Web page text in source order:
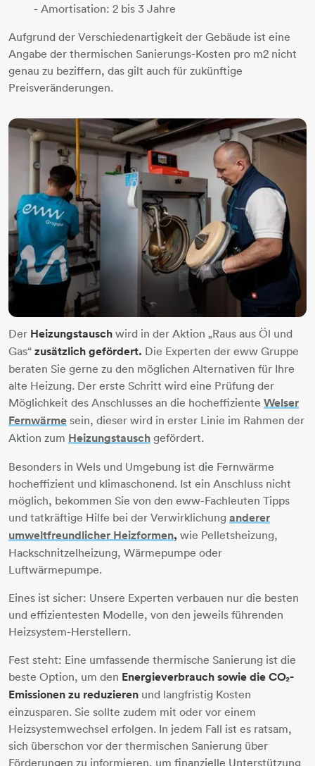
​​​​​​​- Amortisation: 2 bis 3 Jahre
​​​​​Aufgrund der Verschiedenartigkeit der Gebäude ist eine
Angabe der thermischen Sanierungs-Kosten pro m2 nicht
genau zu beziffern, das gilt auch für zukünftige
Preisveränderungen.
Der Heizungstausch wird in der Aktion „Raus aus Öl und
Gas“ zusätzlich gefördert. Die Experten der eww Gruppe
beraten Sie gerne zu den möglichen Alternativen für Ihre
alte Heizung. Der erste Schritt wird eine Prüfung der
Möglichkeit des Anschlusses an die hocheffiziente Welser
Fernwärme sein, dieser wird in erster Linie im Rahmen der
Aktion zum Heizungstausch ​​​​​​​ gefördert.
Besonders in Wels und Umgebung ist die Fernwärme
hocheffizient und klimaschonend. Ist ein Anschluss nicht
möglich, bekommen Sie von den eww-Fachleuten Tipps
und tatkräftige Hilfe bei der Verwirklichung anderer
umweltfreundlicher Heizformen, wie Pelletsheizung,
Hackschnitzelheizung, Wärmepumpe oder
Luftwärmepumpe.
Eines ist sicher: Unsere Experten verbauen nur die besten
und effizientesten Modelle, von den jeweils führenden
Heizsystem-Herstellern.
Fest steht: Eine umfassende thermische Sanierung ist die
beste Option, um den Energieverbrauch sowie die CO₂-
Emissionen zu reduzieren und langfristig Kosten
einzusparen. Sie sollte zudem mit oder vor einem
Heizsystemwechsel erfolgen. In jedem Fall ist es ratsam,
sich überschon vor der thermischen Sanierung über
Förderungen zu informieren, um finanzielle Unterstützung